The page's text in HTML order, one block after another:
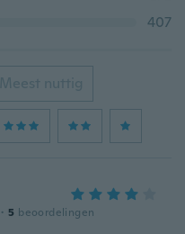
407
Meest nuttig
· 5 beoordelingen